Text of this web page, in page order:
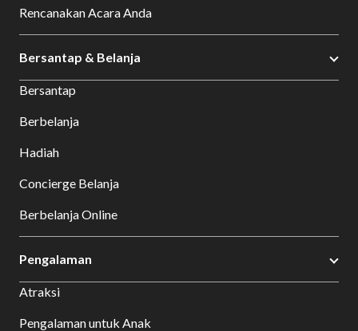
Rencanakan Acara Anda
Bersantap & Belanja
Bersantap
Berbelanja
Hadiah
Concierge Belanja
Berbelanja Online
Pengalaman
Atraksi
Pengalaman untuk Anak